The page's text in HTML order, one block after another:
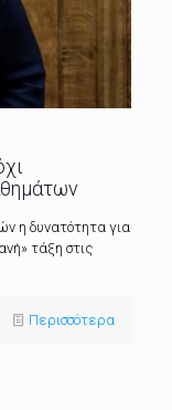
η δυνατότητα για
τάξη στις
Περισσότερα